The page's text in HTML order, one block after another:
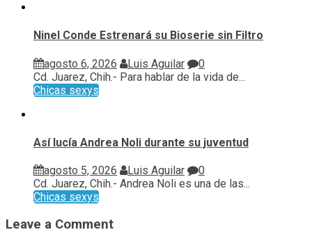
Ninel Conde Estrenará su Bioserie sin Filtro
agosto 6, 2026 Luis Aguilar
0
Cd. Juarez, Chih.- Para hablar de la vida de...
Chicas sexys
Así lucía Andrea Noli durante su juventud
agosto 5, 2026 Luis Aguilar
0
Cd. Juarez, Chih.- Andrea Noli es una de las...
Chicas sexys
Leave a Comment